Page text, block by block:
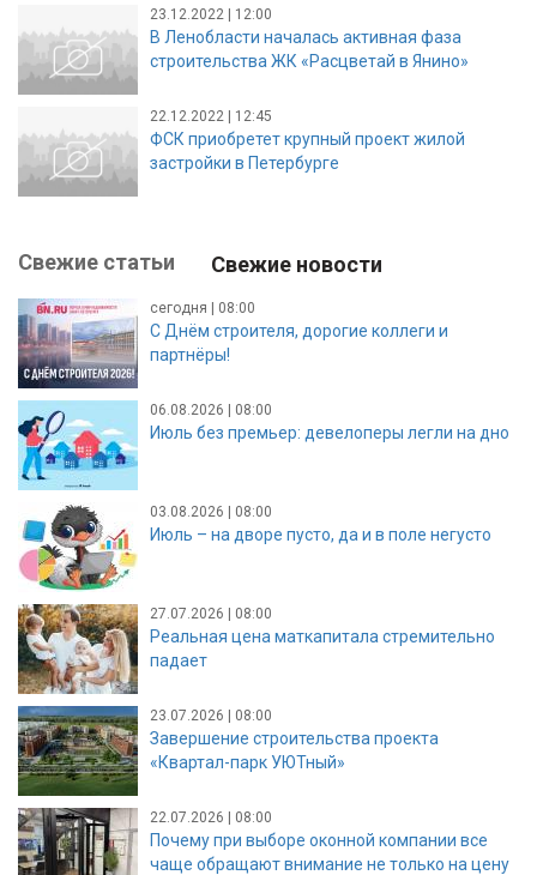
23.12.2022 | 12:00
В Ленобласти началась активная фаза
строительства ЖК «Расцветай в Янино»
22.12.2022 | 12:45
ФСК приобретет крупный проект жилой
застройки в Петербурге
Свежие статьи Свежие новости
сегодня | 08:00
С Днём строителя, дорогие коллеги и
партнёры!
06.08.2026 | 08:00
Июль без премьер: девелоперы легли на дно
03.08.2026 | 08:00
Июль – на дворе пусто, да и в поле негусто
27.07.2026 | 08:00
Реальная цена маткапитала стремительно
падает
23.07.2026 | 08:00
Завершение строительства проекта
«Квартал-парк УЮТный»
22.07.2026 | 08:00
Почему при выборе оконной компании все
чаще обращают внимание не только на цену